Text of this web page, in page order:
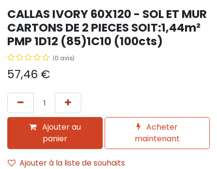
CALLAS IVORY 60X120 - SOL ET MUR
CARTONS DE 2 PIECES SOIT:1,44m²
PMP 1D12 (85)1C10 (100cts)
(0 avis)
57,46 €
Ajouter au
panier
Acheter
maintenant
Ajouter à la liste de souhaits